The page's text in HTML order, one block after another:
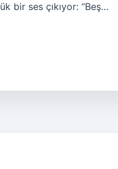
bir ses çıkıyor: “Beş…